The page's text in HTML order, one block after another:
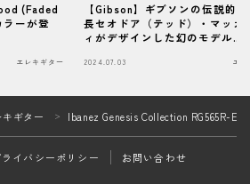
(Faded
ーが登
エレキギター
【Gibson】ギブソンの伝説的
長セオドア（テッド）・マッカ
ィがデザインした幻のモデル
ョンにて登場！
2024.07.03 エ
キギター ＞ Ibanez Genesis Collection RG565R-
ライバシーポリシー お問い合わせ